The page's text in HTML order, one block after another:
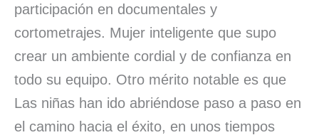
participación en documentales y
cortometrajes. Mujer inteligente que supo
crear un ambiente cordial y de confianza en
todo su equipo. Otro mérito notable es que
Las niñas han ido abriéndose paso a paso en
el camino hacia el éxito, en unos tiempos